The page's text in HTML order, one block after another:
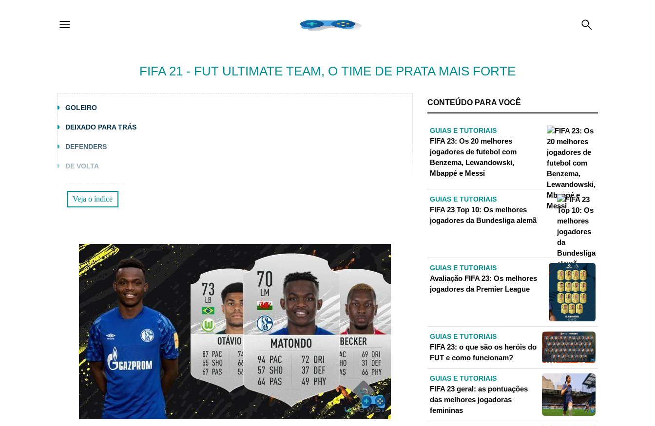
FIFA 21 - FUT ULTIMATE TEAM, O TIME DE PRATA MAIS FORTE
GOLEIRO
DEIXADO PARA TRÁS
DEFENDERS
DE VOLTA
ASA ESQUERDA
PARA A FRENTE
Veja o índice
CONTEÚDO PARA VOCÊ
GUIAS E TUTORIAIS
FIFA 23: Os 20 melhores
jogadores de futebol com
Benzema, Lewandowski,
Mbappé e Messi
GUIAS E TUTORIAIS
FIFA 23 Top 10: Os melhores
jogadores da Bundesliga alemã
GUIAS E TUTORIAIS
Avaliação FIFA 23: Os melhores
jogadores da Premier League
GUIAS E TUTORIAIS
FIFA 23: o que são os heróis do
FUT e como funcionam?
GUIAS E TUTORIAIS
FIFA 23 geral: as pontuações
das melhores jogadoras
femininas